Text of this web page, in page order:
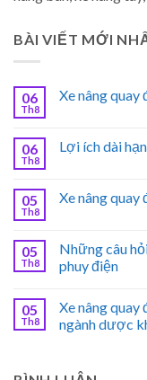
BÀI VIẾT MỚI
06
Th8
Xe nâng quay
06
Th8
Lợi ích dài
05
Th8
Xe nâng quay
05
Th8
Những câu
phuy điện
05
Th8
Xe nâng
ngành dược